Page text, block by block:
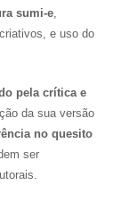
sumi-e,
e uso do
pela crítica e
da sua versão
no quesito
ser